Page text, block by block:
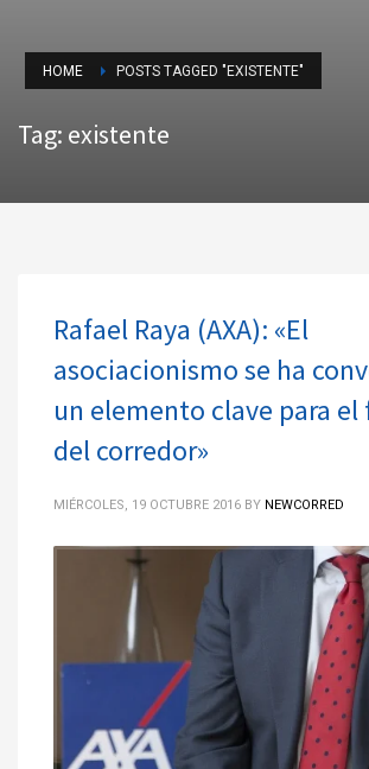
HOME POSTS TAGGED "EXISTENTE"
Tag: existente
Rafael Raya (AXA): «El
asociacionismo se ha
un elemento clave para
del corredor»
MIÉRCOLES, 19 OCTUBRE 2016 BY NEWCORRED